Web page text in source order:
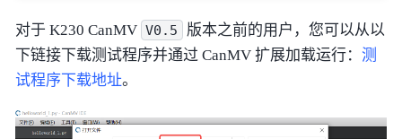
对于 K230 CanMV V0.5
版本之前的用户，您可以从以
下链接下载测试程序并通过 CanMV 扩展加载运行： 测
试程序下载地址。